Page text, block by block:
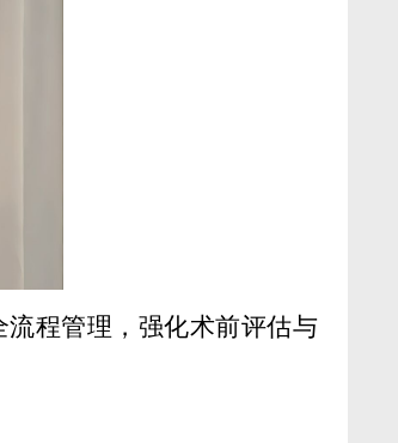
程管理，强化术前评估与